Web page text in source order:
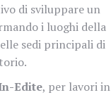
di sviluppare un
i luoghi della
sedi principali di
Edite, per lavori in